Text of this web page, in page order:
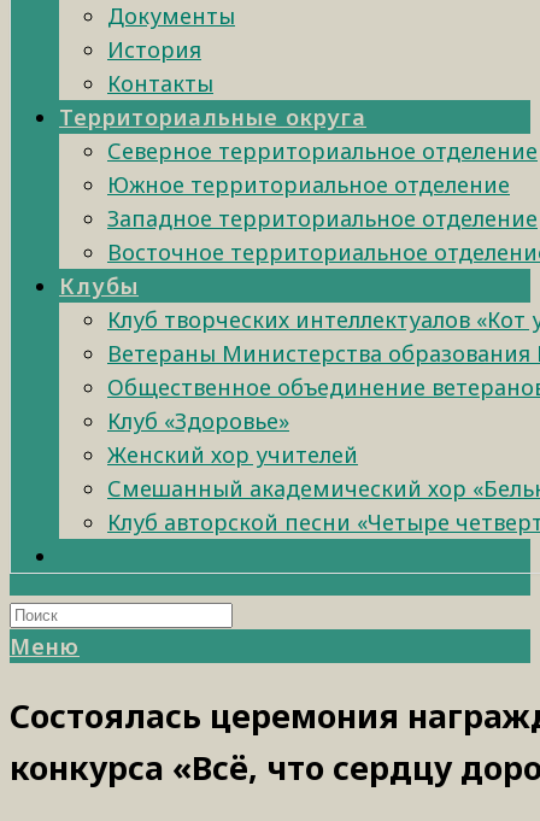
Документы
История
Контакты
Территориальные округа
Северное территориальное отделение
Южное территориальное отделение
Западное территориальное отделение
Восточное территориальное
Клубы
Клуб творческих интеллектуалов «Кот
Ветераны Министерства образования
Общественное объединение
Клуб «Здоровье»
Женский хор учителей
Смешанный академический хор
Клуб авторской песни «Четыре
Меню
Состоялась церемония
конкурса «Всё, что сердцу